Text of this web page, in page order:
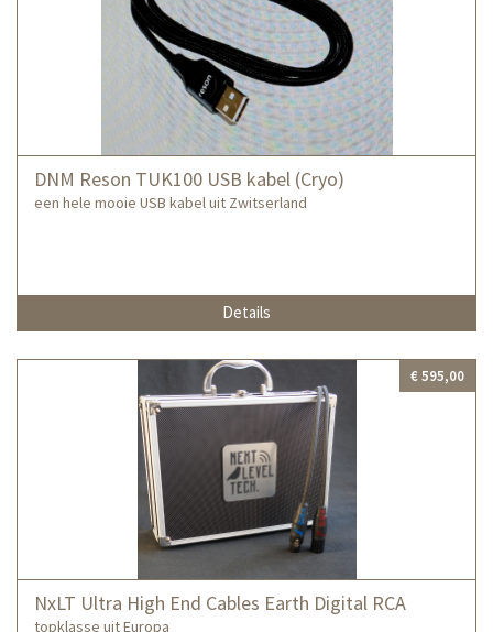
DNM Reson TUK100 USB kabel (Cryo)
een hele mooie USB kabel uit Zwitserland
Details
NxLT Ultra High End Cables Earth Digital RCA
topklasse uit Europa
€ 595,00